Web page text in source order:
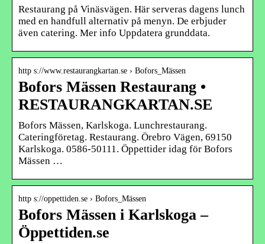
Restaurang på Vinäsvägen. Här serveras dagens lunch
med en handfull alternativ på menyn. De erbjuder
även catering. Mer info Uppdatera grunddata.
http s://www.restaurangkartan.se › Bofors_Mässen
Bofors Mässen Restaurang •
RESTAURANGKARTAN.SE
Bofors Mässen, Karlskoga. Lunchrestaurang.
Cateringföretag. Restaurang. Örebro Vägen, 69150
Karlskoga. 0586-50111. Öppettider idag för Bofors
Mässen …
http s://oppettiden.se › Bofors_Mässen
Bofors Mässen i Karlskoga –
Öppettiden.se